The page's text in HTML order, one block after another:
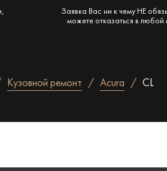
Заявка Вас ни к чему НЕ
можете отказаться в любой
Кузовной ремонт Acura CL